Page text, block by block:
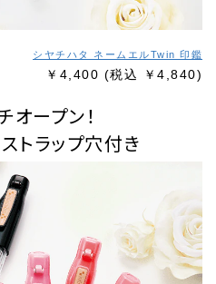
シヤチハタ ネームエルTwin 印鑑
￥4,400 (税込 ￥4,840)
オープン！
トラップ穴付き